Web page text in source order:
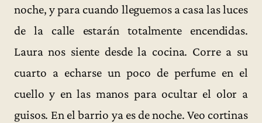
noche, y para cuando lleguemos a casa las luces
de la calle estarán totalmente encendidas.
Laura nos siente desde la cocina. Corre a su
cuarto a echarse un poco de perfume en el
cuello y en las manos para ocultar el olor a
guisos. En el barrio ya es de noche. Veo cortinas